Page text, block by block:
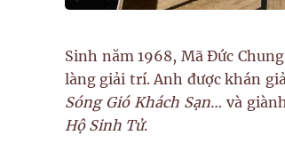
Sinh năm 1968, Mã Đức
làng giải trí. Anh được khán
Sóng Gió Khách Sạn… và
Hộ Sinh Tử.